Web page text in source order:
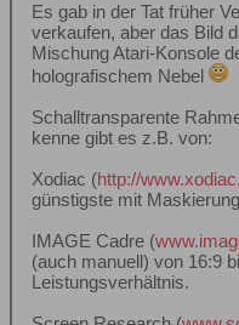
Es gab in der Tat früher
verkaufen, aber das Bild
Mischung Atari-Konsole
holografischem Nebel
Schalltransparente
kenne gibt es z.B. von:
Xodiac (http://
günstigste mit
IMAGE Cadre (
(auch manuell) von 16:9
Leistungsverhältnis.